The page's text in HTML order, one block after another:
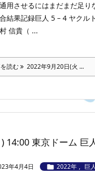
通用させるにはまだまだ足り
合結果記録巨人 5 – 4 ヤクルト
村 信貴（ ...
読む 2022年9月20日(火 ...
14:00 東京ドーム 巨
年4月4日  2022年 , 巨人